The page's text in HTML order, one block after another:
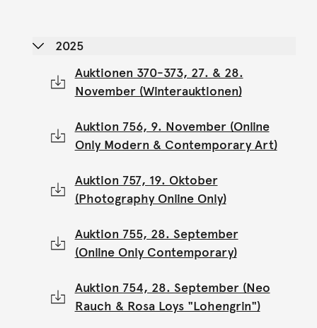
2025
Auktionen 370-373, 27. & 28.
November (Winterauktionen)
Auktion 756, 9. November (Online
Only Modern & Contemporary Art)
Auktion 757, 19. Oktober
(Photography Online Only)
Auktion 755, 28. September
(Online Only Contemporary)
Auktion 754, 28. September (Neo
Rauch & Rosa Loys "Lohengrin")